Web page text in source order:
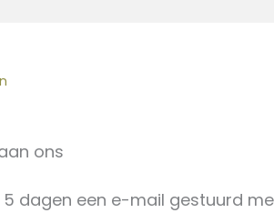
ons
5 dagen een e-mail gestuurd